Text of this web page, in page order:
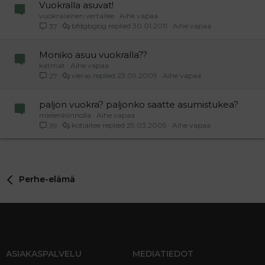
Vuokralla asuvat!
vuokralainen vertailee Aihe vapaa
37
Aihe vapaa
30.01.2011
bfdgbgbg
Moniko asuu vuokralla??
katmat
Aihe vapaa
27
Aihe vapaa
23.09.2009
vieras
paljon vuokra? paljonko saatte asumistukea?
mielenkiinnolla
Aihe vapaa
39
Aihe vapaa
29.03.2009
kotiäitee
Perhe-elämä
ASIAKASPALVELU MEDIATIEDOT